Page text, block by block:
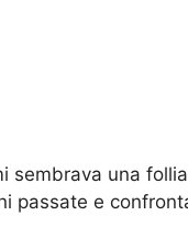
sembrava una
passate e